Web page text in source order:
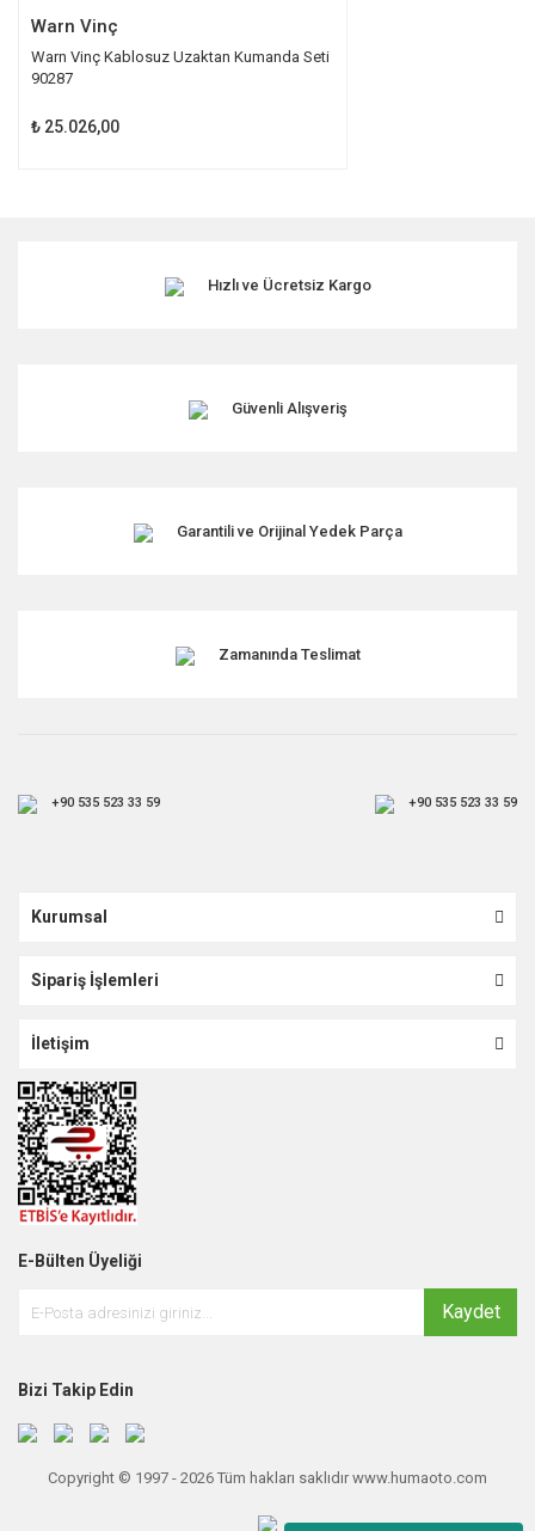
Warn Vinç
Warn Vinç Kablosuz Uzaktan Kumanda Seti
90287
₺ 25.026,00
Hızlı ve Ücretsiz Kargo
Güvenli Alışveriş
Garantili ve Orijinal Yedek Parça
Zamanında Teslimat
+90 535 523 33 59 +90 535 523 33 59
Kurumsal
Sipariş İşlemleri
İletişim
E-Bülten Üyeliği
Kaydet
Bizi Takip Edin
Copyright © 1997 - 2026 Tüm hakları saklıdır www.humaoto.com